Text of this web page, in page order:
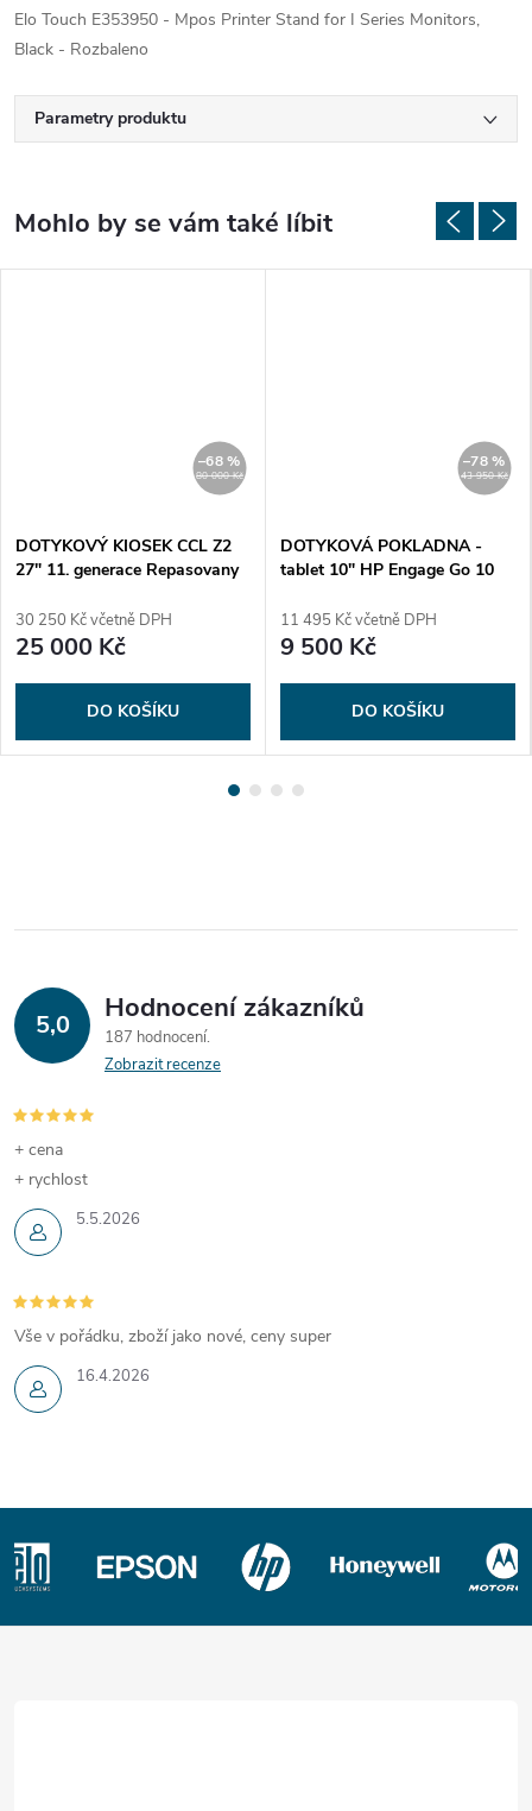
Elo Touch E353950 - Mpos Printer Stand for I Series Monitors,
Black - Rozbaleno
Parametry produktu
80 000 Kč
–68 %
DOTYKOVÝ KIOSEK CCL Z2
27" 11. generace Repasovany
30 250 Kč včetně DPH
25 000 Kč
DO KOŠÍKU
43 950 Kč
–78 %
DOTYKOVÁ POKLADNA -
tablet 10" HP Engage Go 10
11 495 Kč včetně DPH
9 500 Kč
DO KOŠÍKU
5,0 Hodnocení zákazníků
187 hodnocení
Zobrazit recenze
5.5.2026
+ cena
+ rychlost
16.4.2026
Vše v pořádku, zboží jako nové, ceny super
Z